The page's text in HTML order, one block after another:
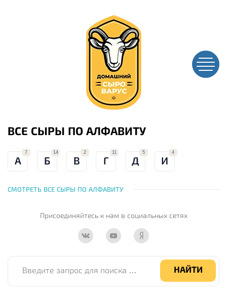
ВСЕ СЫРЫ ПО АЛФАВИТУ
А
7
Б
14
В
2
Г
11
Д
5
И
4
СМОТРЕТЬ ВСЕ СЫРЫ ПО АЛФАВИТУ
Присоединяйтесь к намв социальных сетях
НАЙТИ